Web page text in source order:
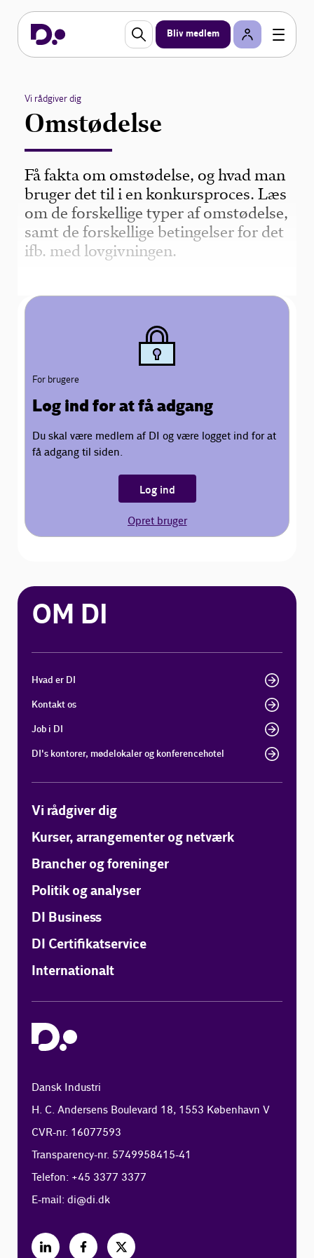
Bliv medlem
Vi rådgiver dig
Omstødelse
Få fakta om omstødelse, og hvad man
bruger det til i en konkursproces. Læs
om de forskellige typer af omstødelse,
samt de forskellige betingelser for det
ifb. med lovgivningen.
For brugere
Log ind for at få adgang
Du skal være medlem af DI og være logget ind for at
få adgang til siden.
Log ind
Opret bruger
OM DI
Hvad er DI
Kontakt os
Job i DI
DI's kontorer, mødelokaler og konferencehotel
Vi rådgiver dig
Kurser, arrangementer og netværk
Brancher og foreninger
Politik og analyser
DI Business
DI Certifikatservice
Internationalt
Dansk Industri
H. C. Andersens Boulevard 18, 1553 København V
CVR-nr. 16077593
Transparency-nr. 5749958415-41
Telefon: +45 3377 3377
E-mail:di@di.dk